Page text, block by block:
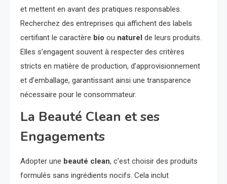
et mettent en avant des pratiques responsables.
Recherchez des entreprises qui affichent des labels
certifiant le caractère bio ou naturel de leurs produits.
Elles s’engagent souvent à respecter des critères
stricts en matière de production, d’approvisionnement
et d’emballage, garantissant ainsi une transparence
nécessaire pour le consommateur.
La Beauté Clean et ses
Engagements
Adopter une beauté clean, c’est choisir des produits
formulés sans ingrédients nocifs. Cela inclut